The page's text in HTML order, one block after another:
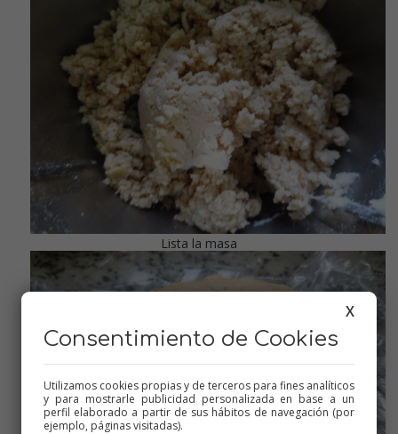
Lista la masa
X
Consentimiento de Cookies
Utilizamos cookies propias y de terceros para fines analíticos
y para mostrarle publicidad personalizada en base a un
perfil elaborado a partir de sus hábitos de navegación (por
ejemplo, páginas visitadas).